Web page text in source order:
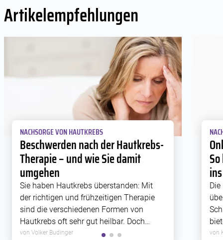
Artikelempfehlungen
NACHSORGE VON HAUTKREBS
Beschwerden nach der Hautkrebs-
Therapie – und wie Sie damit
umgehen
Sie haben Hautkrebs überstanden: Mit
der richtigen und frühzeitigen Therapie
sind die verschiedenen Formen von
Hautkrebs oft sehr gut heilbar. Doch
manchmal haben Hautkrebs-Therapien
von Volker Budinger von